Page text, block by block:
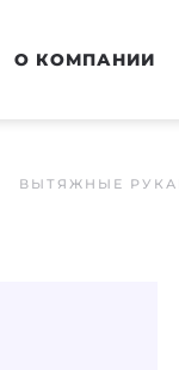
О КОМПАНИИ
ВЫТЯЖНЫЕ